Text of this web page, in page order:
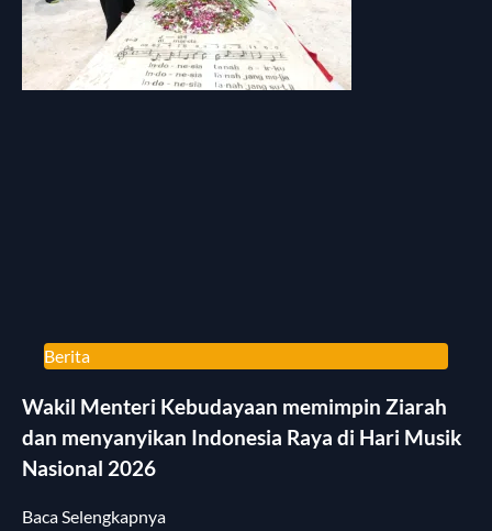
Berita
Wakil Menteri Kebudayaan memimpin Ziarah
dan menyanyikan Indonesia Raya di Hari Musik
Nasional 2026
Baca Selengkapnya